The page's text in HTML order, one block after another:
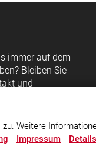
immer auf dem
Bleiben Sie
und
Weitere
Impressum